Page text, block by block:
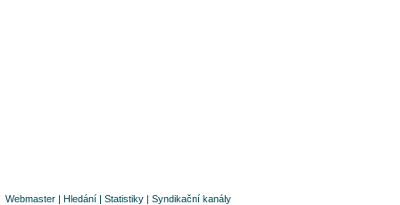
Webmaster | Hledání | Statistiky | Syndikační kanály